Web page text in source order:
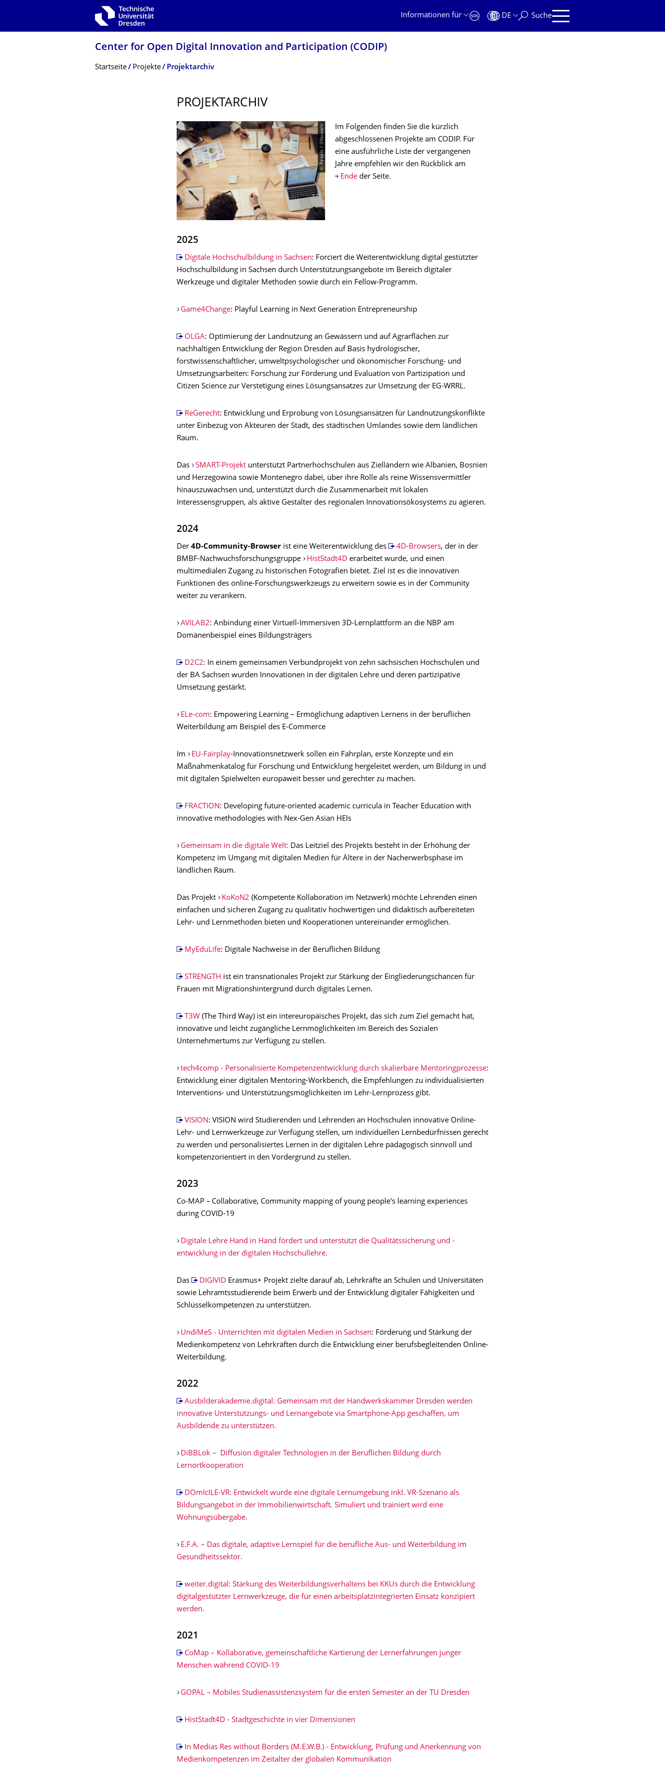
Zur Hauptnavigation springen
Informationen für
DE Suche
Center for Open Digital Innovation and Participation (CODIP)
Breadcrumb-Menü
Startseite Projekte Projektarchiv
PROJEKTARCHIV
© Pexels / ©fauxels
Im Folgenden finden Sie die kürzlich
abgeschlossenen Projekte am CODIP. Für
eine ausführliche Liste der vergangenen
Jahre empfehlen wir den Rückblick am
Endeder Seite.
2025
Digitale Hochschulbildung in Sachsen: Forciert die Weiterentwicklung digital gestützter
Hochschulbildung in Sachsen durch Unterstützungsangebote im Bereich digitaler
Werkzeuge und digitaler Methoden sowie durch ein Fellow-Programm.
Game4Change: Playful Learning in Next Generation Entrepreneurship
OLGA: Optimierung der Landnutzung an Gewässern und auf Agrarflächen zur
nachhaltigen Entwicklung der Region Dresden auf Basis hydrologischer,
forstwissenschaftlicher, umweltpsychologischer und ökonomischer Forschung- und
Umsetzungsarbeiten: Forschung zur Förderung und Evaluation von Partizipation und
Citizen Science zur Verstetigung eines Lösungsansatzes zur Umsetzung der EG-WRRL.
ReGerecht: Entwicklung und Erprobung von Lösungsansätzen für Landnutzungskonflikte
unter Einbezug von Akteuren der Stadt, des städtischen Umlandes sowie dem ländlichen
Raum.
Das SMART-Projektunterstützt Partnerhochschulen aus Zielländern wie Albanien, Bosnien
und Herzegowina sowie Montenegro dabei, über ihre Rolle als reine Wissensvermittler
hinauszuwachsen und, unterstützt durch die Zusammenarbeit mit lokalen
Interessensgruppen, als aktive Gestalter des regionalen Innovationsökosystems zu agieren.
2024
Der 4D-Community-Browser ist eine Weiterentwicklung des 4D-Browsers, der in der
BMBF-Nachwuchsforschungsgruppe
HistStadt4D erarbeitet wurde, und einen
multimedialen Zugang zu historischen Fotografien bietet. Ziel ist es die innovativen
Funktionen des online-Forschungswerkzeugs zu erweitern sowie es in der Community
weiter zu verankern.
AVILAB2: Anbindung einer Virtuell-Immersiven 3D-Lernplattform an die NBP am
Domänenbeispiel eines Bildungsträgers
D2C2: In einem gemeinsamen Verbundprojekt von zehn sächsischen Hochschulen und
der BA Sachsen wurden Innovationen in der digitalen Lehre und deren partizipative
Umsetzung gestärkt.
ELe-com: Empowering Learning – Ermöglichung adaptiven Lernens in der beruflichen
Weiterbildung am Beispiel des E-Commerce
Im EU-Fairplay-Innovationsnetzwerk sollen ein Fahrplan, erste Konzepte und ein
Maßnahmenkatalog für Forschung und Entwicklung hergeleitet werden, um Bildung in und
mit digitalen Spielwelten europaweit besser und gerechter zu machen.
FRACTION: Developing future-oriented academic curricula in Teacher Education with
innovative methodologies with Nex-Gen Asian HEIs
Gemeinsam in die digitale Welt: Das Leitziel des Projekts besteht in der Erhöhung der
Kompetenz im Umgang mit digitalen Medien für Ältere in der Nacherwerbsphase im
ländlichen Raum.
Das Projekt KoKoN2 (Kompetente Kollaboration im Netzwerk) möchte Lehrenden einen
einfachen und sicheren Zugang zu qualitativ hochwertigen und didaktisch aufbereiteten
Lehr- und Lernmethoden bieten und Kooperationen untereinander ermöglichen.
MyEduLife: Digitale Nachweise in der Beruflichen Bildung
STRENGTH ist ein transnationales Projekt zur Stärkung der Eingliederungschancen für
Frauen mit Migrationshintergrund durch digitales Lernen.
T3W (The Third Way) ist ein intereuropäisches Projekt, das sich zum Ziel gemacht hat,
innovative und leicht zugängliche Lernmöglichkeiten im Bereich des Sozialen
Unternehmertums zur Verfügung zu stellen.
tech4comp - Personalisierte Kompetenzentwicklung durch skalierbare Mentoringprozesse:
Entwicklung einer digitalen Mentoring-Workbench, die Empfehlungen zu individualisierten
Interventions- und Unterstützungsmöglichkeiten im Lehr-Lernprozess gibt.
VISION: VISION wird Studierenden und Lehrenden an Hochschulen innovative Online-
Lehr- und Lernwerkzeuge zur Verfügung stellen, um individuellen Lernbedürfnissen gerecht
zu werden und personalisiertes Lernen in der digitalen Lehre pädagogisch sinnvoll und
kompetenzorientiert in den Vordergrund zu stellen.
2023
Co-MAP – Collaborative, Community mapping of young people's learning experiences
during COVID-19
Digitale Lehre Hand in Hand fördert und unterstützt die Qualitätssicherung und -
entwicklung in der digitalen Hochschullehre.
Das DIGIVID Erasmus+ Projekt zielte darauf ab, Lehrkräfte an Schulen und Universitäten
sowie Lehramtsstudierende beim Erwerb und der Entwicklung digitaler Fähigkeiten und
Schlüsselkompetenzen zu unterstützen.
UndiMeS - Unterrichten mit digitalen Medien in Sachsen: Förderung und Stärkung der
Medienkompetenz von Lehrkräften durch die Entwicklung einer berufsbegleitenden Online-
Weiterbildung.
2022
Ausbilderakademie.digital: Gemeinsam mit der Handwerkskammer Dresden werden
innovative Unterstützungs- und Lernangebote via Smartphone-App geschaffen, um
Ausbildende zu unterstützen.
DiBBLok – Diffusion digitaler Technologien in der Beruflichen Bildung durch
Lernortkooperation
DOmIcILE-VR: Entwickelt wurde eine digitale Lernumgebung inkl. VR-Szenario als
Bildungsangebot in der Immobilienwirtschaft. Simuliert und trainiert wird eine
Wohnungsübergabe.
E.F.A. – Das digitale, adaptive Lernspiel für die berufliche Aus- und Weiterbildung im
Gesundheitssektor.
weiter.digital: Stärkung des Weiterbildungsverhaltens bei KKUs durch die Entwicklung
digitalgestützter Lernwerkzeuge, die für einen arbeitsplatzintegrierten Einsatz konzipiert
werden.
2021
CoMap – Kollaborative, gemeinschaftliche Kartierung der Lernerfahrungen junger
Menschen während COVID-19
GOPAL – Mobiles Studienassistenzsystem für die ersten Semester an der TU Dresden
HistStadt4D - Stadtgeschichte in vier Dimensionen
In Medias Res without Borders (M.E.W.B.) - Entwicklung, Prüfung und Anerkennung von
Medienkompetenzen im Zeitalter der globalen Kommunikation